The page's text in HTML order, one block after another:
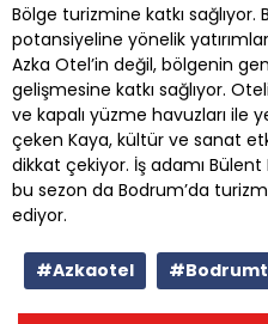
Bölge turizmine katkı sağlıyor.
potansiyeline yönelik
Azka Otel’in değil, bölgenin
gelişmesine katkı sağlıyor.
ve kapalı yüzme havuzları ile
çeken Kaya, kültür ve sanat
dikkat çekiyor. İş adamı
bu sezon da Bodrum’da
ediyor.
#Azkaotel